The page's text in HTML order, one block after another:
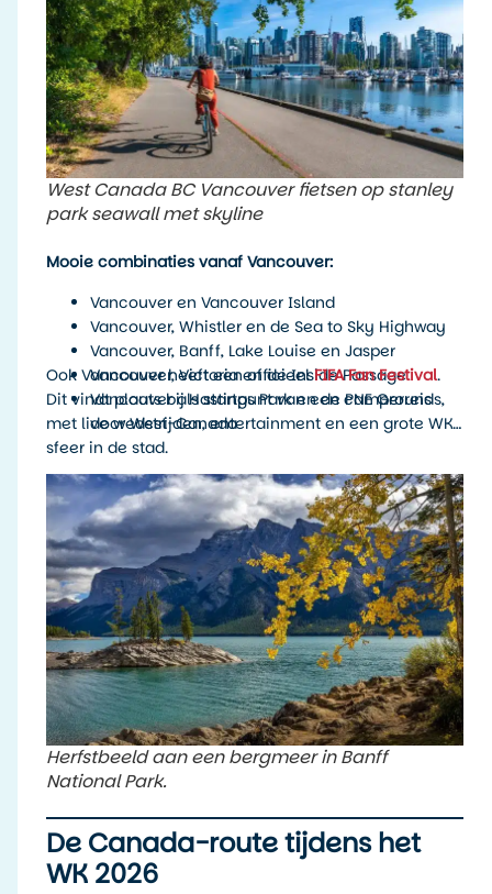
West Canada BC Vancouver fietsen op stanley
park seawall met skyline
Mooie combinaties vanaf Vancouver:
Vancouver en Vancouver Island
Vancouver, Whistler en de Sea to Sky Highway
Vancouver, Banff, Lake Louise en Jasper
Vancouver, Victoria en de Inside Passage
Vancouver als startpunt van een camperreis
door West-Canada
Ook Vancouver heeft een officieelFIFA Fan Festival.
Dit vindt plaats bij Hastings Park en de PNE Grounds,
met live wedstrijden, entertainment en een grote WK-
sfeer in de stad.
Herfstbeeld aan een bergmeer in Banff
National Park.
De Canada-route tijdens het
WK 2026